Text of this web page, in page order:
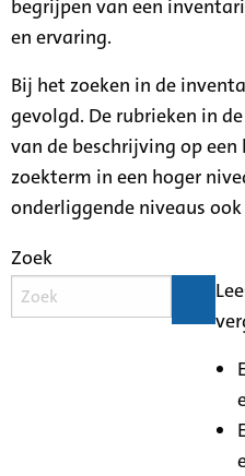
begrijpen van een
en ervaring.
Bij het zoeken in de
gevolgd. De rubrieken in
van de beschrijving op
zoekterm in een hoger
onderliggende niveaus
Zoek